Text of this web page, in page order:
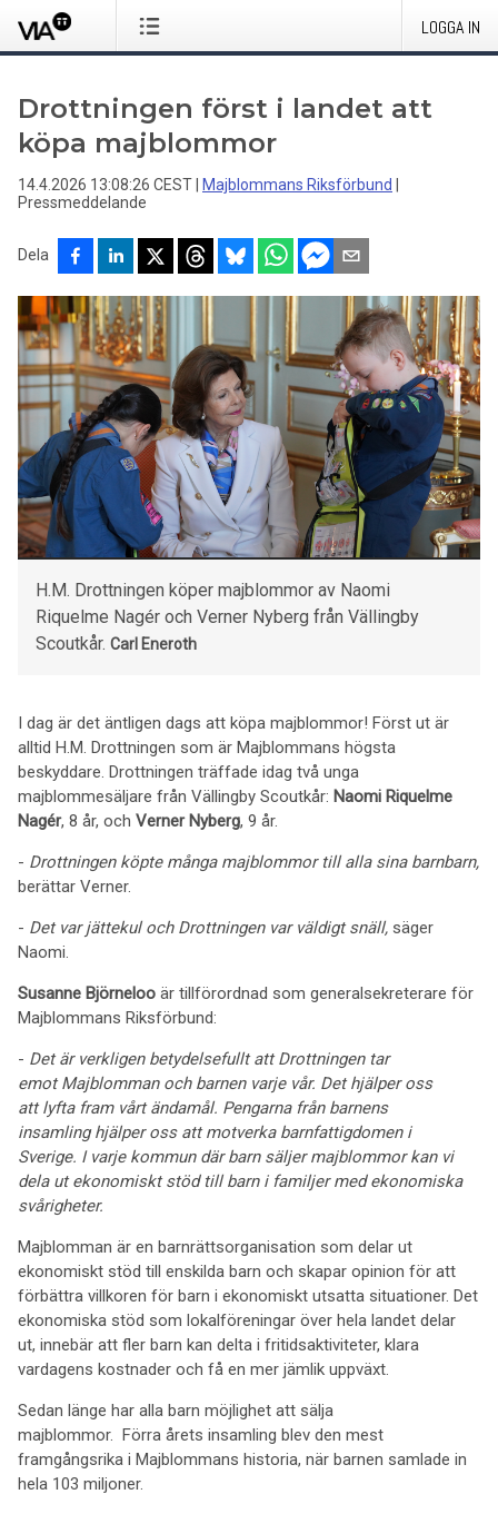
LOGGA IN
Drottningen först i landet att
köpa majblommor
14.4.2026 13:08:26 CEST Majblommans Riksförbund
Pressmeddelande
Dela
H.M. Drottningen köper majblommor av Naomi
Riquelme Nagér och Verner Nyberg från Vällingby
Scoutkår. Carl Eneroth
I dag är det äntligen dags att köpa majblommor! Först ut är
alltid H.M. Drottningen som är Majblommans högsta
beskyddare. Drottningen träffade idag två unga
majblommesäljare från Vällingby Scoutkår: Naomi Riquelme
Nagér, 8 år, och Verner Nyberg, 9 år.
- Drottningen köpte många majblommor till alla sina barnbarn,
berättar Verner.
- Det var jättekul och Drottningen var väldigt snäll, säger
Naomi.
Susanne Björneloo är tillförordnad som generalsekreterare för
Majblommans Riksförbund:
- Det är verkligen betydelsefullt att Drottningen tar
emot Majblomman och barnen varje vår. Det hjälper oss
att lyfta fram vårt ändamål. Pengarna från barnens
insamling hjälper oss att motverka barnfattigdomen i
Sverige. I varje kommun där barn säljer majblommor kan vi
dela ut ekonomiskt stöd till barn i familjer med ekonomiska
svårigheter.
Majblomman är en barnrättsorganisation som delar ut
ekonomiskt stöd till enskilda barn och skapar opinion för att
förbättra villkoren för barn i ekonomiskt utsatta situationer. Det
ekonomiska stöd som lokalföreningar över hela landet delar
ut, innebär att fler barn kan delta i fritidsaktiviteter, klara
vardagens kostnader och få en mer jämlik uppväxt.
Sedan länge har alla barn möjlighet att sälja
majblommor. Förra årets insamling blev den mest
framgångsrika i Majblommans historia, när barnen samlade in
hela 103 miljoner.